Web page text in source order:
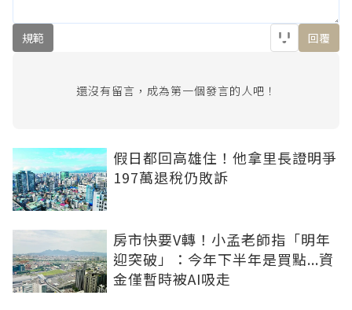
規範 回覆
還沒有留言，成為第一個發言的人吧！
假日都回高雄住！他拿里長證明爭
197萬退稅仍敗訴
房市快要V轉！小孟老師指「明年
迎突破」：今年下半年是買點...資
金僅暫時被AI吸走